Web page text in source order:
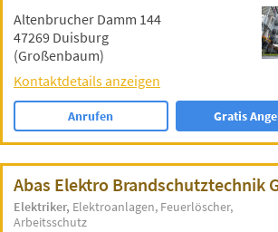
Altenbrucher Damm 144
47269 Duisburg
(Großenbaum)
Kontaktdetails anzeigen
Anrufen Gratis
Abas Elektro Brandschutztechnik
Elektriker Elektroanlagen Feuerlöscher
Arbeitsschutz